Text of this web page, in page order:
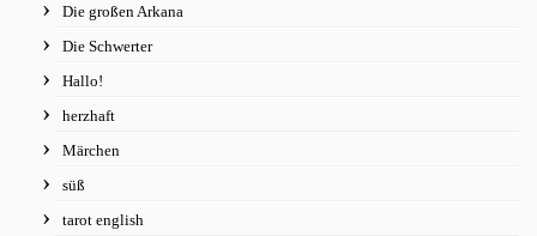
Die großen Arkana
Die Schwerter
Hallo!
herzhaft
Märchen
süß
tarot english